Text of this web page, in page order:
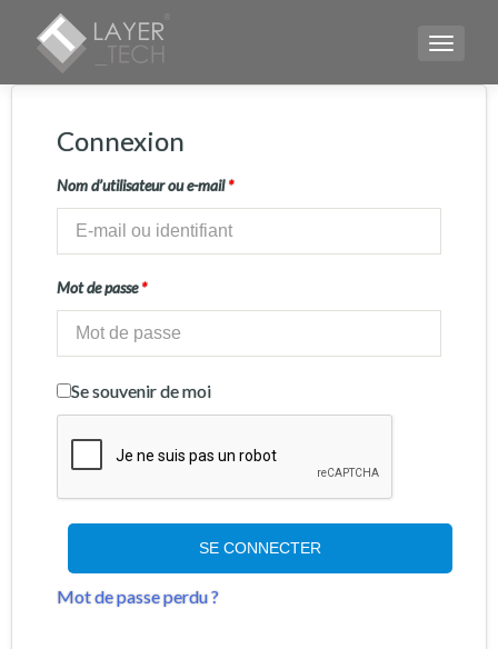
Connexion
Nom d’utilisateur ou e-mail*
Mot de passe*
Se souvenir de moi
SE CONNECTER
Mot de passe perdu ?